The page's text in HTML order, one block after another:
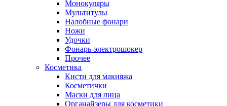
Монокуляры
Мультитулы
Налобные фонари
Ножи
Удочки
Фонарь-электрошокер
Прочее
Косметика
Кисти для макияжа
Косметички
Маски для лица
Органайзеры для косметики